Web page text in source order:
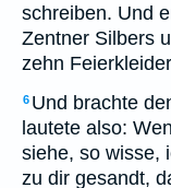
schreiben. Und
Zentner Silbers
zehn
6 Und brachte
lautete also:
siehe, so wisse,
zu dir gesandt,